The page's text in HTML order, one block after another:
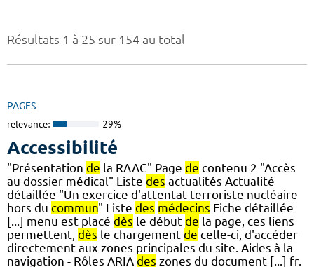
Résultats 1 à 25 sur 154 au total
PAGES
relevance: 29%
Accessibilité
"Présentation de la RAAC" Page de contenu 2 "Accès
au dossier médical" Liste des actualités Actualité
détaillée "Un exercice d'attentat terroriste nucléaire
hors du commun" Liste des médecins Fiche détaillée
[...] menu est placé dès le début de la page, ces liens
permettent, dès le chargement de celle-ci, d'accéder
directement aux zones principales du site. Aides à la
navigation - Rôles ARIA des zones du document [...] fr.